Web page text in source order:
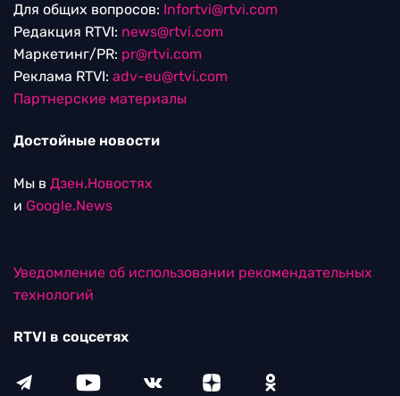
Для общих вопросов: Infortvi@rtvi.com
Редакция RTVI: news@rtvi.com
Маркетинг/PR: pr@rtvi.com
Реклама RTVI: adv-eu@rtvi.com
Партнерские материалы
Достойные новости
Мы в Дзен.Новостях
и Google.News
Уведомление об использовании рекомендательных
технологий
RTVI в соцсетях